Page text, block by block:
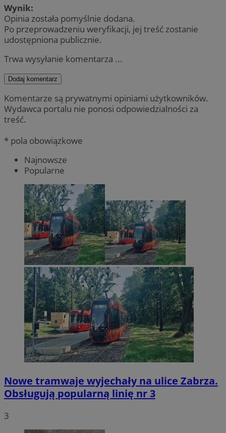
Wynik:
Opinia została pomyślnie dodana.
Po przeprowadzeniu weryfikacji, jej treść zostanie
udostępniona publicznie.
Trwa wysyłanie komentarza ...
Dodaj komentarz
Komentarze są prywatnymi opiniami użytkowników.
Wydawca portalu nie ponosi odpowiedzialności za
treść.
* pola obowiązkowe
Najnowsze
Popularne
Nowe tramwaje wyjechały na ulice Zabrza.
Obsługują popularną linię nr 3
3